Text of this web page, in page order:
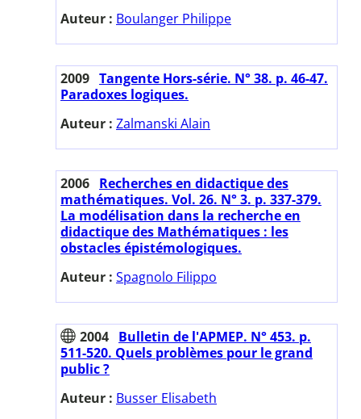
Auteur : Boulanger Philippe
2009 Tangente Hors-série. N° 38. p. 46-47.
Paradoxes logiques.
Auteur : Zalmanski Alain
2006 Recherches en didactique des
mathématiques. Vol. 26. N° 3. p. 337-379.
La modélisation dans la recherche en
didactique des Mathématiques : les
obstacles épistémologiques.
Auteur : Spagnolo Filippo
2004 Bulletin de l'APMEP. N° 453. p.
511-520. Quels problèmes pour le grand
public ?
Auteur : Busser Elisabeth